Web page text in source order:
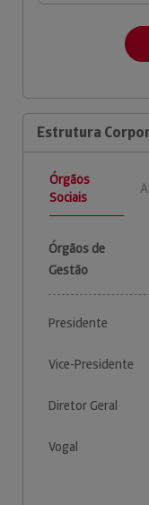
Estrutura
Órgãos
Sociais
Órgãos de
Gestão
Presidente
Vice-Presidente
Diretor Geral
Vogal